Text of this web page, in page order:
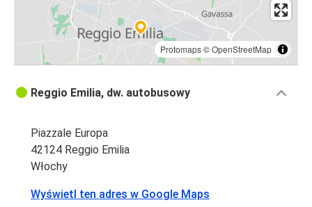
Protomaps©OpenStreetMap
Reggio Emilia, dw. autobusowy
Piazzale Europa
42124 Reggio Emilia
Włochy
Wyświetl ten adres w Google Maps